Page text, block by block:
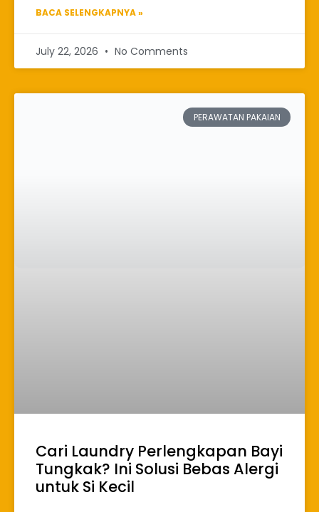
BACA SELENGKAPNYA »
July 22, 2026 No Comments
PERAWATAN PAKAIAN
Cari Laundry Perlengkapan Bayi
Tungkak? Ini Solusi Bebas Alergi
untuk Si Kecil